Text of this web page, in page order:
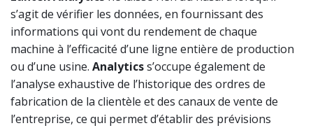
s’agit de vérifier les données, en fournissant des
informations qui vont du rendement de chaque
machine à l’efficacité d’une ligne entière de production
ou d’une usine. Analyticss’occupe également de
l’analyse exhaustive de l’historique des ordres de
fabrication de la clientèle et des canaux de vente de
l’entreprise, ce qui permet d’établir des prévisions